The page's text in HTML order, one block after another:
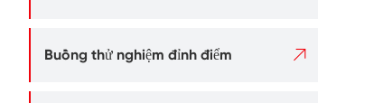
Buồng thử nghiệm đỉnh điểm 